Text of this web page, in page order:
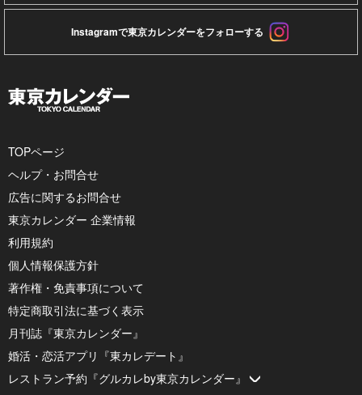
Instagramで東京カレンダーをフォローする
TOPページ
ヘルプ・お問合せ
広告に関するお問合せ
東京カレンダー 企業情報
利用規約
個人情報保護方針
著作権・免責事項について
特定商取引法に基づく表示
月刊誌『東京カレンダー』
婚活・恋活アプリ『東カレデート』
レストラン予約『グルカレby東京カレンダー』